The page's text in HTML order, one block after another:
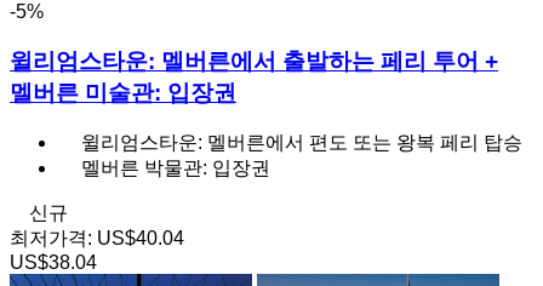
-5%
윌리엄스타운: 멜버른에서 출발하는 페리 투어 +
멜버른 미술관: 입장권
윌리엄스타운: 멜버른에서 편도 또는 왕복 페리 탑승
멜버른 박물관: 입장권
신규
최저가격: US$40.04
US$38.04